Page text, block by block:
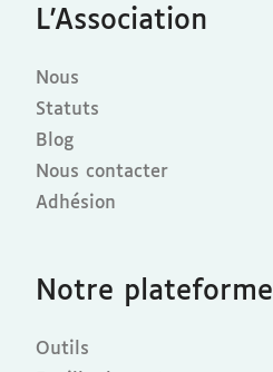
L'Association
Nous
Statuts
Blog
Nous contacter
Adhésion
Notre plateforme
Outils